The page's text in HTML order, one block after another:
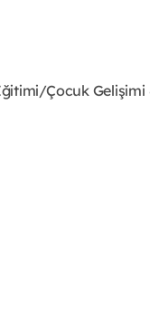
Çocuk Gelişimi